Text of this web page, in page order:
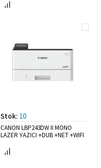
Stok: 10
CANON LBP243DW II MONO
LAZER YAZICI +DUB +NET +WIFI